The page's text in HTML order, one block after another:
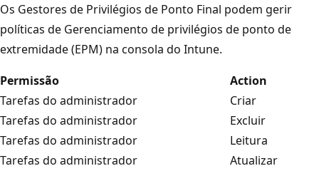
Os Gestores de Privilégios de Ponto Final podem gerir
políticas de Gerenciamento de privilégios de ponto de
extremidade (EPM) na consola do Intune.
Permissão
Action
Tarefas do administrador
Criar
Tarefas do administrador
Excluir
Tarefas do administrador
Leitura
Tarefas do administrador
Atualizar